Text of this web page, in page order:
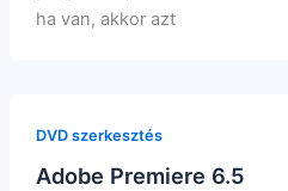
ha van, akkor azt
DVD szerkesztés
Adobe Premiere 6.5